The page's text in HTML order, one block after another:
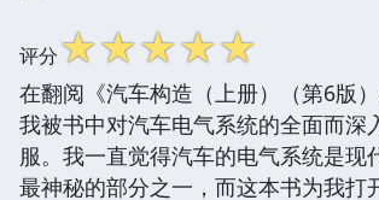
评分☆☆☆☆☆
在翻阅《汽车构造（上册）（第6版
我被书中对汽车电气系统的全面而深
服。我一直觉得汽车的电气系统是现
最神秘的部分之一，而这本书为我打